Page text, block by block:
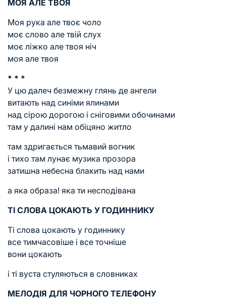
МОЯ АЛЕ ТВОЯ
Моя рука але твоє чоло
моє слово але твій слух
моє ліжко але твоя ніч
моя але твоя
* * *
У цю далеч безмежну глянь де ангели
витають над синіми ялинами
над сірою дорогою і сніговими обочинами
там у далині нам обіцяно житло
там здригається тьмавий вогник
і тихо там лунає музика прозора
затишна небесна блакить над нами
а яка образа! яка ти несподівана
ТІ СЛОВА ЦОКАЮТЬ У ГОДИННИКУ
Ті слова цокають у годиннику
все тимчасовіше і все точніше
вони цокають
і ті вуста стуляються в словниках
МЕЛОДІЯ ДЛЯ ЧОРНОГО ТЕЛЕФОНУ